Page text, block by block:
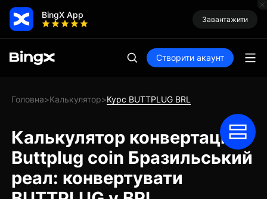
BingX App Завантажити
Створити акаунт
Головна>Калькулятор>Курс BUTTPLUG BRL
Калькулятор конвертації
Buttplug coin Бразильський
реал: конвертувати